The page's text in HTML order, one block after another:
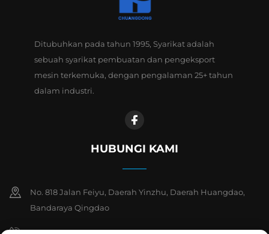
Ditubuhkan pada tahun 1995, Syarikat adalah
sebuah syarikat pembuatan dan pengeksport
mesin terkemuka, dengan pengalaman 25+ tahun
dalam industri.
HUBUNGI KAMI
No. 818 Jalan Feiyu, Daerah Yinzhu, Daerah Huangdao,
Bandaraya Qingdao